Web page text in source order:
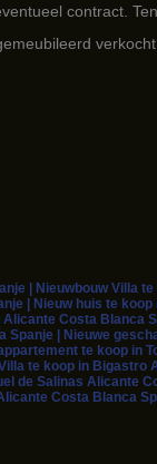
contract.
| Nieuwbouw Villa
| Nieuw huis te
Costa Blanca
| Nieuwe
te koop in
te koop in Bigastro
de Salinas Alicante
Costa Blanca